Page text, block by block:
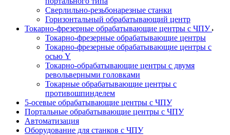
Сверлильно-резьбонарезные станки
Горизонтальный обрабатывающий центр
Токарно-фрезерные обрабатывающие центры с ЧПУ
Токарно-фрезерные обрабатывающие центры
Токарно-фрезерные обрабатывающие центры с
осью Y
Токарно-обрабатывающие центры c двумя
револьверными головками
Токарные обрабатывающие центры с
противошпинделем
5-осевые обрабатывающие центры с ЧПУ
Портальные обрабатывающие центры с ЧПУ
Автоматизация
Оборудование для станков с ЧПУ